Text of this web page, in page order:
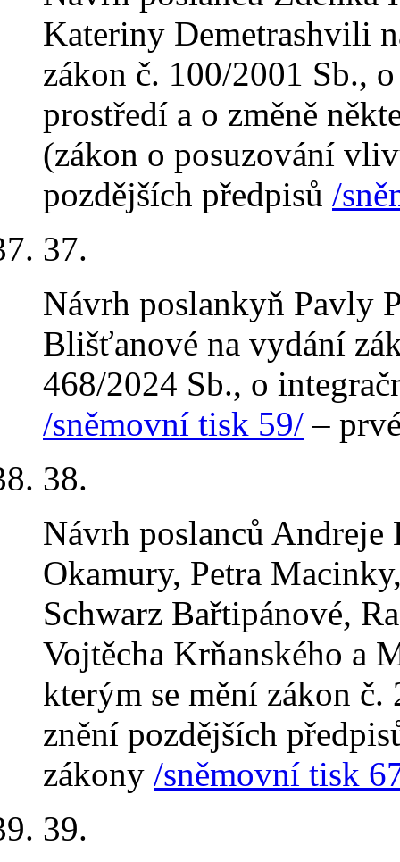
Kateriny Demetrashvili
zákon č. 100/2001 Sb.,
prostředí a o změně
(zákon o posuzování
pozdějších předpisů /
37.
Návrh poslankyň Pavly
Blišťanové na vydání
468/2024 Sb., o
/sněmovní tisk 59/ –
38.
Návrh poslanců
Okamury, Petra
Schwarz Bařtipánové,
Vojtěcha Krňanského a
kterým se mění zákon č.
znění pozdějších
zákony /sněmovní tisk
39.